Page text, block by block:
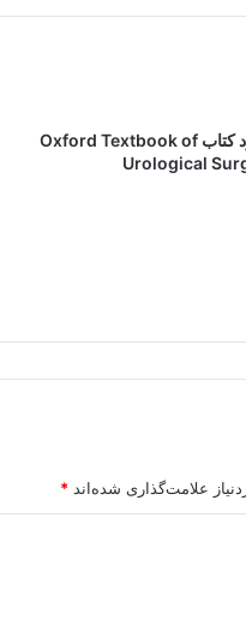
دانلود کتاب Oxford Textbook of
Urological
علامت‌گذاری شده‌اند *